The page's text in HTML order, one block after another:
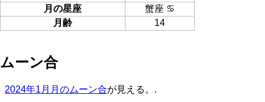
月の星座
蟹座 ♋
月齢
14
ムーン合
2024年1月月のムーン合が見える。.